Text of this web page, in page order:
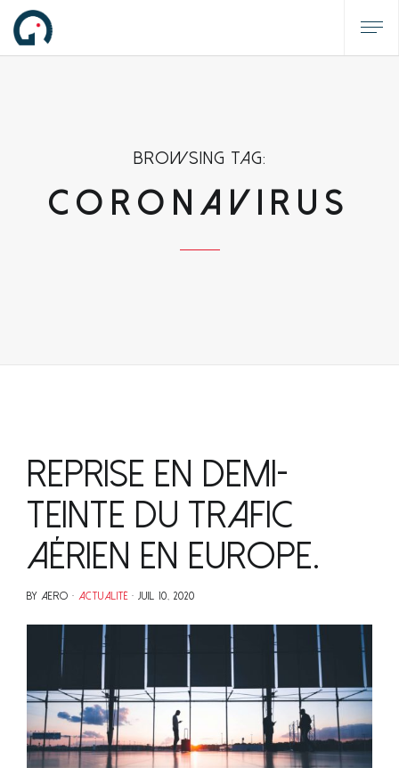
Browsing tag:
CORONAVIRUS
Reprise en demi-
teinte du trafic
aérien en Europe.
BY AERO ACTUALITÉ JUIL 10, 2020